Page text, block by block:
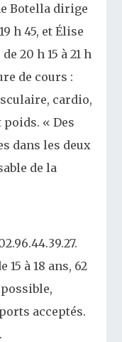
Botella dirige
h 45, et Élise
20 h 15 à 21 h
de cours :
cardio,
« Des
dans les deux
de la
15 à 18 ans, 62
acceptés.